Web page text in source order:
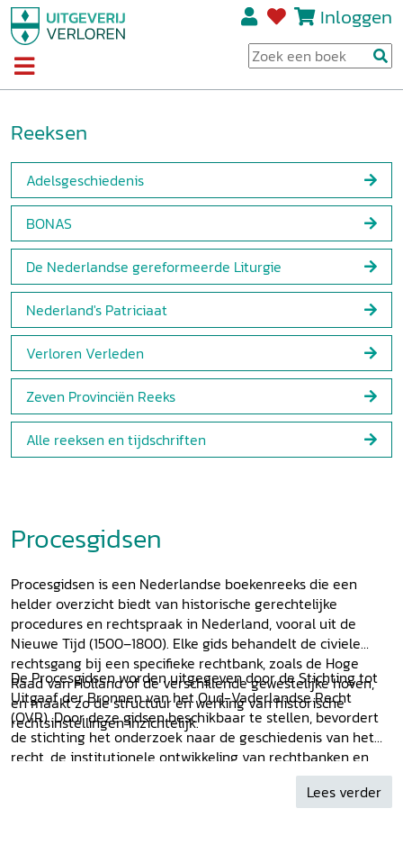
Inloggen
Reeksen
Adelsgeschiedenis
BONAS
De Nederlandse gereformeerde Liturgie
Nederland's Patriciaat
Verloren Verleden
Zeven Provinciën Reeks
Alle reeksen en tijdschriften
Procesgidsen
Procesgidsen is een Nederlandse boekenreeks die een
helder overzicht biedt van historische gerechtelijke
procedures en rechtspraak in Nederland, vooral uit de
Nieuwe Tijd (1500–1800). Elke gids behandelt de civiele
rechtsgang bij een specifieke rechtbank, zoals de Hoge
Raad van Holland of de verschillende gewestelijke hoven,
en maakt zo de structuur en werking van historische
rechtsinstellingen inzichtelijk.
De Procesgidsen worden uitgegeven door de Stichting tot
Uitgaaf der Bronnen van het Oud-Vaderlandse Recht
(OVR). Door deze gidsen beschikbaar te stellen, bevordert
de stichting het onderzoek naar de geschiedenis van het
recht, de institutionele ontwikkeling van rechtbanken en
bestuursinstellingen, en maakt ze complexe bronnen
Lees verder